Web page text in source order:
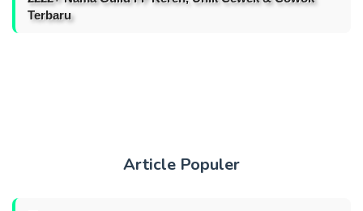
Terbaru
Article Populer